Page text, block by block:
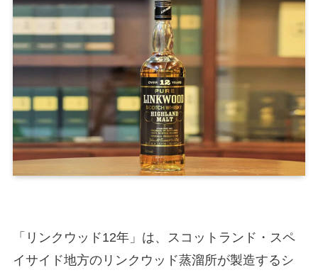
「リンクウッド12年」は、スコットランド・スペ
イサイド地方のリンクウッド蒸溜所が製造するシ